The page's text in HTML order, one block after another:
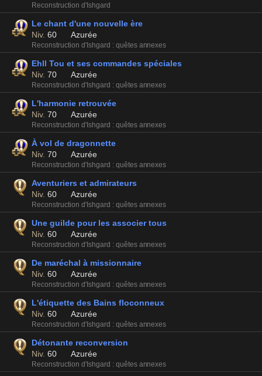
Reconstruction d'Ishgard
Le chant d'une nouvelle ère
Niv. 60 Azurée
Reconstruction d'Ishgard : quêtes annexes
Ehll Tou et ses commandes spéciales
Niv. 70 Azurée
Reconstruction d'Ishgard : quêtes annexes
L'harmonie retrouvée
Niv. 70 Azurée
Reconstruction d'Ishgard : quêtes annexes
À vol de dragonnette
Niv. 70 Azurée
Reconstruction d'Ishgard : quêtes annexes
Aventuriers et admirateurs
Niv. 60 Azurée
Reconstruction d'Ishgard : quêtes annexes
Une guilde pour les associer tous
Niv. 60 Azurée
Reconstruction d'Ishgard : quêtes annexes
De maréchal à missionnaire
Niv. 60 Azurée
Reconstruction d'Ishgard : quêtes annexes
L'étiquette des Bains floconneux
Niv. 60 Azurée
Reconstruction d'Ishgard : quêtes annexes
Détonante reconversion
Niv. 60 Azurée
Reconstruction d'Ishgard : quêtes annexes